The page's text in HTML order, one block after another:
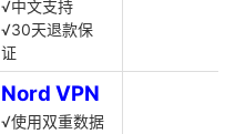
√中文支持
√30天退款保
证
Nord VPN
√使用双重数据